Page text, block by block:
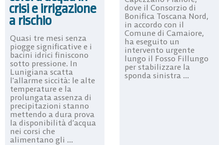
crisi e irrigazione
a rischio
Quasi tre mesi senza
piogge significative e i
bacini idrici finiscono
sotto pressione. In
Lunigiana scatta
l’allarme siccità: le alte
temperature e la
prolungata assenza di
precipitazioni stanno
mettendo a dura prova
la disponibilità d’acqua
nei corsi che
alimentano gli ...
dove il Consorzio di
Bonifica Toscana Nord,
in accordo con il
Comune di Camaiore,
ha eseguito un
intervento urgente
lungo il Fosso Fillungo
per stabilizzare la
sponda sinistra ...